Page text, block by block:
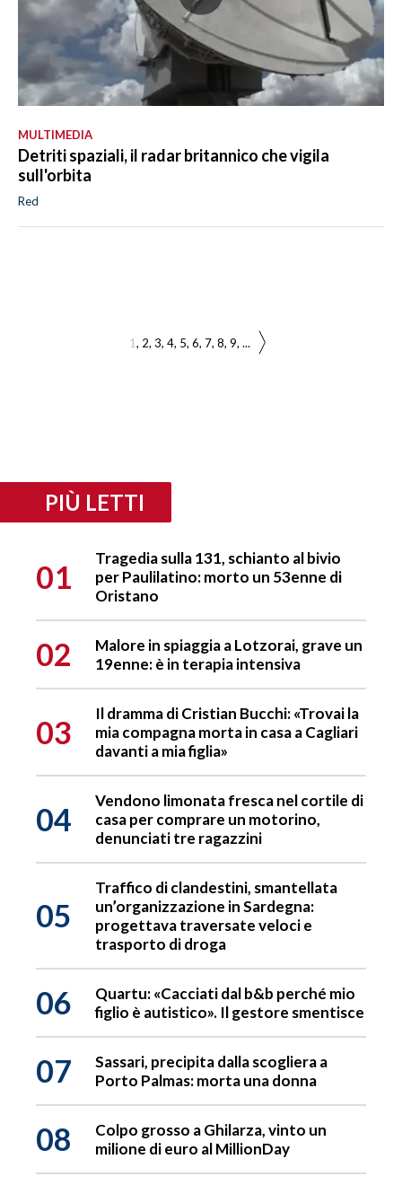
MULTIMEDIA
Detriti spaziali, il radar britannico che vigila
sull'orbita
Red
1 2 3 4 5 6 7 8 9 ...
PIÙ LETTI
01
Tragedia sulla 131, schianto al bivio
per Paulilatino: morto un 53enne di
Oristano
02
Malore in spiaggia a Lotzorai, grave un
19enne: è in terapia intensiva
03
Il dramma di Cristian Bucchi: «Trovai la
mia compagna morta in casa a Cagliari
davanti a mia figlia»
04
Vendono limonata fresca nel cortile di
casa per comprare un motorino,
denunciati tre ragazzini
05
Traffico di clandestini, smantellata
un’organizzazione in Sardegna:
progettava traversate veloci e
trasporto di droga
06
Quartu: «Cacciati dal b&b perché mio
figlio è autistico». Il gestore smentisce
07
Sassari, precipita dalla scogliera a
Porto Palmas: morta una donna
08
Colpo grosso a Ghilarza, vinto un
milione di euro al MillionDay